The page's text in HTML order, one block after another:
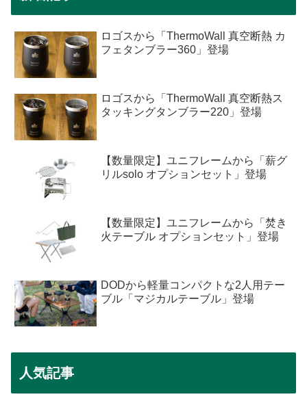
ロゴスから「ThermoWall 真空断熱 カ
フェタンブラー360」登場
ロゴスから「ThermoWall 真空断熱ス
タッキングタンブラー220」登場
【数量限定】ユニフレームから「薪グ
リルsolo オプションセット」登場
【数量限定】ユニフレームから「焚き
火テーブル オプションセット」登場
DODから軽量コンパクトな2人用テー
ブル「マジカルテーブル」登場
人気記事